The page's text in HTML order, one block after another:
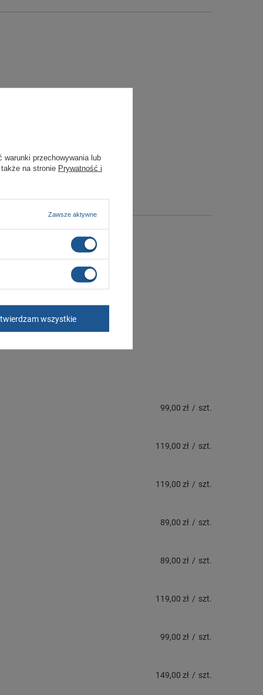
99,00 zł / szt.
119,00 zł / szt.
119,00 zł / szt.
89,00 zł / szt.
89,00 zł / szt.
119,00 zł / szt.
99,00 zł / szt.
149,00 zł / szt.
warunki przechowywania lub
na stronie Prywatność i
Zawsze aktywne
wszystkie